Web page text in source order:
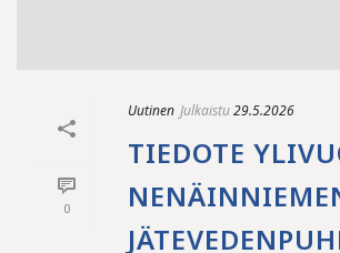
0
Uutinen Julkaistu29.5.2026
TIEDOTE